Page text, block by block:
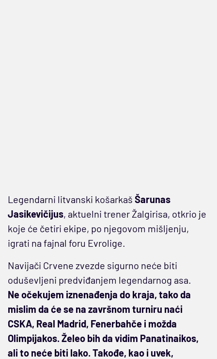
Legendarni litvanski košarkaš Šarunas
Jasikevičijus, aktuelni trener Žalgirisa, otkrio je
koje će četiri ekipe, po njegovom mišljenju,
igrati na fajnal foru Evrolige.
Navijači Crvene zvezde sigurno neće biti
oduševljeni predviđanjem legendarnog asa.
Ne očekujem iznenađenja do kraja, tako da
mislim da će se na završnom turniru naći
CSKA, Real Madrid, Fenerbahče i možda
Olimpijakos. Želeo bih da vidim Panatinaikos,
ali to neće biti lako. Takođe, kao i uvek,